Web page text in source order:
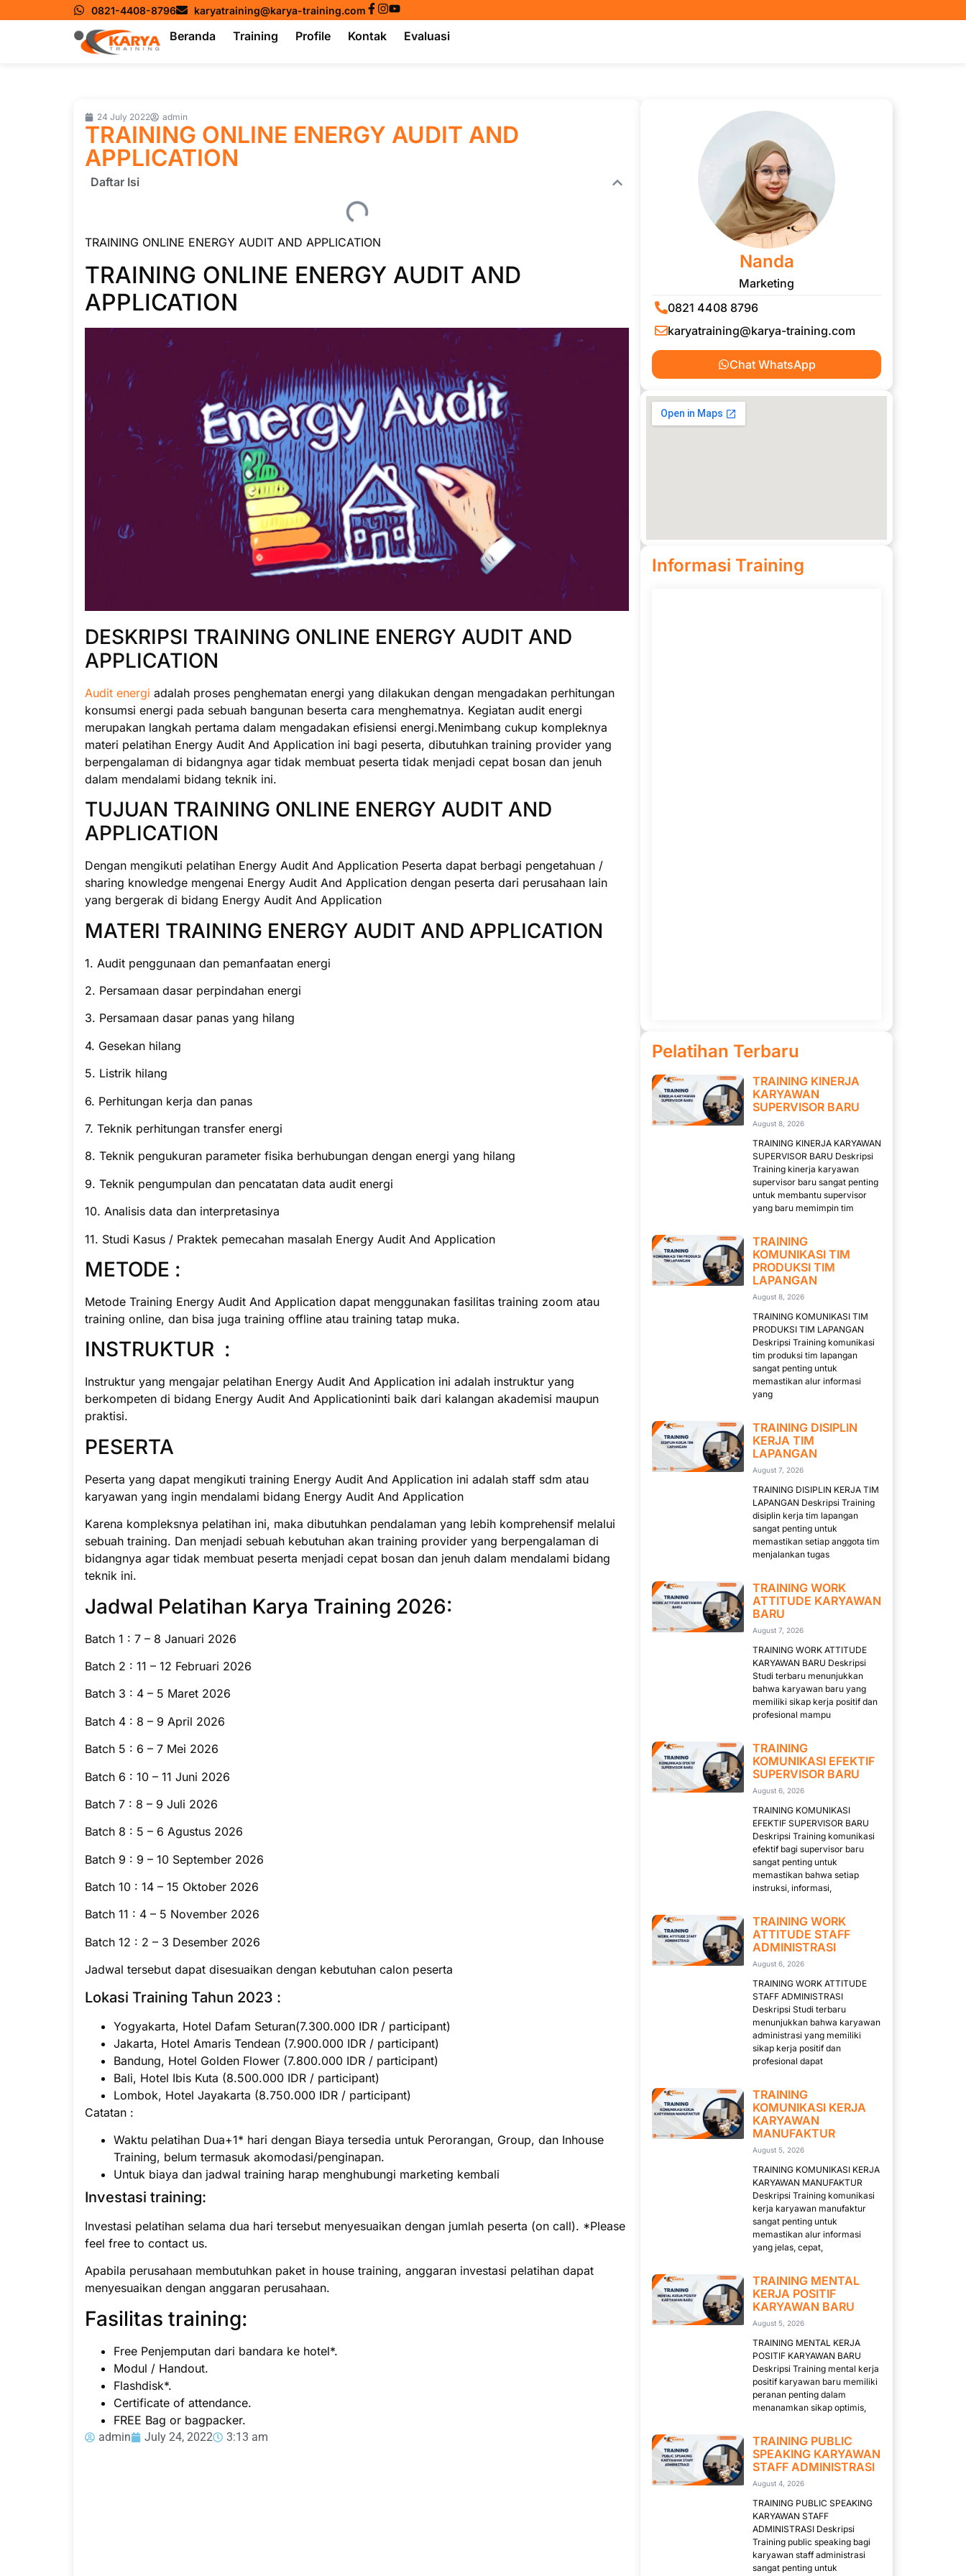
0821-4408-8796 karyatraining@karya-training.com
Beranda Training Profile Kontak Evaluasi
24 July 2022 admin
TRAINING ONLINE ENERGY AUDIT AND
APPLICATION
Daftar Isi
TRAINING ONLINE ENERGY AUDIT AND APPLICATION
TRAINING ONLINE ENERGY AUDIT AND
APPLICATION
DESKRIPSI TRAINING ONLINE ENERGY AUDIT AND
APPLICATION
Audit energi adalah proses penghematan energi yang dilakukan dengan mengadakan perhitungan
konsumsi energi pada sebuah bangunan beserta cara menghematnya. Kegiatan audit energi
merupakan langkah pertama dalam mengadakan efisiensi energi.Menimbang cukup kompleknya
materi pelatihan Energy Audit And Application ini bagi peserta, dibutuhkan training provider yang
berpengalaman di bidangnya agar tidak membuat peserta tidak menjadi cepat bosan dan jenuh
dalam mendalami bidang teknik ini.
TUJUAN TRAINING ONLINE ENERGY AUDIT AND
APPLICATION
Dengan mengikuti pelatihan Energy Audit And Application Peserta dapat berbagi pengetahuan /
sharing knowledge mengenai Energy Audit And Application dengan peserta dari perusahaan lain
yang bergerak di bidang Energy Audit And Application
MATERI TRAINING ENERGY AUDIT AND APPLICATION
1. Audit penggunaan dan pemanfaatan energi
2. Persamaan dasar perpindahan energi
3. Persamaan dasar panas yang hilang
4. Gesekan hilang
5. Listrik hilang
6. Perhitungan kerja dan panas
7. Teknik perhitungan transfer energi
8. Teknik pengukuran parameter fisika berhubungan dengan energi yang hilang
9. Teknik pengumpulan dan pencatatan data audit energi
10. Analisis data dan interpretasinya
11. Studi Kasus / Praktek pemecahan masalah Energy Audit And Application
METODE :
Metode Training Energy Audit And Application dapat menggunakan fasilitas training zoom atau
training online, dan bisa juga training offline atau training tatap muka.
INSTRUKTUR :
Instruktur yang mengajar pelatihan Energy Audit And Application ini adalah instruktur yang
berkompeten di bidang Energy Audit And Applicationinti baik dari kalangan akademisi maupun
praktisi.
PESERTA
Peserta yang dapat mengikuti training Energy Audit And Application ini adalah staff sdm atau
karyawan yang ingin mendalami bidang Energy Audit And Application
Karena kompleksnya pelatihan ini, maka dibutuhkan pendalaman yang lebih komprehensif melalui
sebuah training. Dan menjadi sebuah kebutuhan akan training provider yang berpengalaman di
bidangnya agar tidak membuat peserta menjadi cepat bosan dan jenuh dalam mendalami bidang
teknik ini.
Jadwal Pelatihan Karya Training 2026:
Batch 1 : 7 – 8 Januari 2026
Batch 2 : 11 – 12 Februari 2026
Batch 3 : 4 – 5 Maret 2026
Batch 4 : 8 – 9 April 2026
Batch 5 : 6 – 7 Mei 2026
Batch 6 : 10 – 11 Juni 2026
Batch 7 : 8 – 9 Juli 2026
Batch 8 : 5 – 6 Agustus 2026
Batch 9 : 9 – 10 September 2026
Batch 10 : 14 – 15 Oktober 2026
Batch 11 : 4 – 5 November 2026
Batch 12 : 2 – 3 Desember 2026
Jadwal tersebut dapat disesuaikan dengan kebutuhan calon peserta
Lokasi Training Tahun 2023 :
Yogyakarta, Hotel Dafam Seturan(7.300.000 IDR / participant)
Jakarta, Hotel Amaris Tendean (7.900.000 IDR / participant)
Bandung, Hotel Golden Flower (7.800.000 IDR / participant)
Bali, Hotel Ibis Kuta (8.500.000 IDR / participant)
Lombok, Hotel Jayakarta (8.750.000 IDR / participant)
Catatan :
Waktu pelatihan Dua+1* hari dengan Biaya tersedia untuk Perorangan, Group, dan Inhouse
Training, belum termasuk akomodasi/penginapan.
Untuk biaya dan jadwal training harap menghubungi marketing kembali
Investasi training:
Investasi pelatihan selama dua hari tersebut menyesuaikan dengan jumlah peserta (on call). *Please
feel free to contact us.
Apabila perusahaan membutuhkan paket in house training, anggaran investasi pelatihan dapat
menyesuaikan dengan anggaran perusahaan.
Fasilitas training:
Free Penjemputan dari bandara ke hotel*.
Modul / Handout.
Flashdisk*.
Certificate of attendance.
FREE Bag or bagpacker.
admin July 24, 2022 3:13 am
Nanda
Marketing
0821 4408 8796
karyatraining@karya-training.com
Chat WhatsApp
Informasi Training
Pelatihan Terbaru
TRAINING KINERJA
KARYAWAN
SUPERVISOR BARU
August 8, 2026
TRAINING KINERJA KARYAWAN
SUPERVISOR BARU Deskripsi
Training kinerja karyawan
supervisor baru sangat penting
untuk membantu supervisor
yang baru memimpin tim
TRAINING
KOMUNIKASI TIM
PRODUKSI TIM
LAPANGAN
August 8, 2026
TRAINING KOMUNIKASI TIM
PRODUKSI TIM LAPANGAN
Deskripsi Training komunikasi
tim produksi tim lapangan
sangat penting untuk
memastikan alur informasi
yang
TRAINING DISIPLIN
KERJA TIM
LAPANGAN
August 7, 2026
TRAINING DISIPLIN KERJA TIM
LAPANGAN Deskripsi Training
disiplin kerja tim lapangan
sangat penting untuk
memastikan setiap anggota tim
menjalankan tugas
TRAINING WORK
ATTITUDE KARYAWAN
BARU
August 7, 2026
TRAINING WORK ATTITUDE
KARYAWAN BARU Deskripsi
Studi terbaru menunjukkan
bahwa karyawan baru yang
memiliki sikap kerja positif dan
profesional mampu
TRAINING
KOMUNIKASI EFEKTIF
SUPERVISOR BARU
August 6, 2026
TRAINING KOMUNIKASI
EFEKTIF SUPERVISOR BARU
Deskripsi Training komunikasi
efektif bagi supervisor baru
sangat penting untuk
memastikan bahwa setiap
instruksi, informasi,
TRAINING WORK
ATTITUDE STAFF
ADMINISTRASI
August 6, 2026
TRAINING WORK ATTITUDE
STAFF ADMINISTRASI
Deskripsi Studi terbaru
menunjukkan bahwa karyawan
administrasi yang memiliki
sikap kerja positif dan
profesional dapat
TRAINING
KOMUNIKASI KERJA
KARYAWAN
MANUFAKTUR
August 5, 2026
TRAINING KOMUNIKASI KERJA
KARYAWAN MANUFAKTUR
Deskripsi Training komunikasi
kerja karyawan manufaktur
sangat penting untuk
memastikan alur informasi
yang jelas, cepat,
TRAINING MENTAL
KERJA POSITIF
KARYAWAN BARU
August 5, 2026
TRAINING MENTAL KERJA
POSITIF KARYAWAN BARU
Deskripsi Training mental kerja
positif karyawan baru memiliki
peranan penting dalam
menanamkan sikap optimis,
TRAINING PUBLIC
SPEAKING KARYAWAN
STAFF ADMINISTRASI
August 4, 2026
TRAINING PUBLIC SPEAKING
KARYAWAN STAFF
ADMINISTRASI Deskripsi
Training public speaking bagi
karyawan staff administrasi
sangat penting untuk